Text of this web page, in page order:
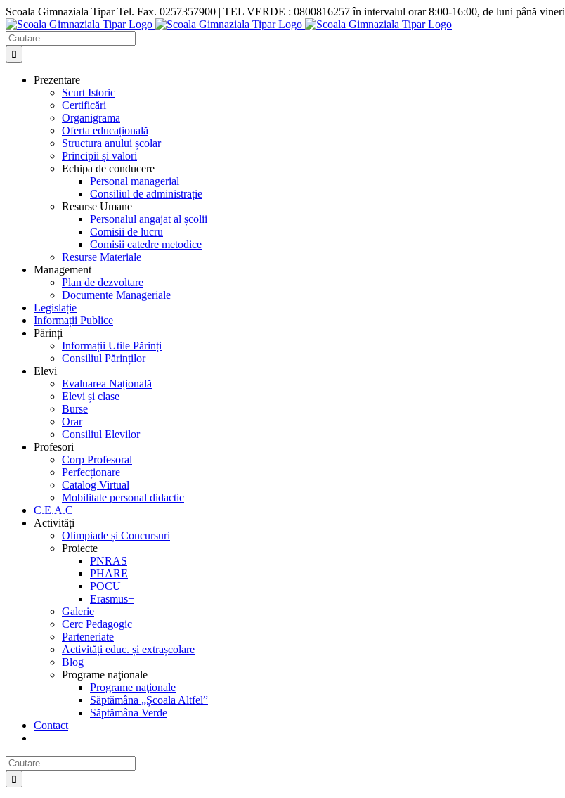
Skip
to
content
Scoala Gimnaziala Tipar Tel. Fax. 0257357900 | TEL VERDE : 0800816257 în intervalul orar 8:00-16:00, de luni până vineri
Facebook
X
YouTube
Cautare...
Prezentare
Scurt Istoric
Certificări
Organigrama
Oferta educațională
Structura anului școlar
Principii și valori
Echipa de conducere
Personal managerial
Consiliul de administrație
Resurse Umane
Personalul angajat al școlii
Comisii de lucru
Comisii catedre metodice
Resurse Materiale
Management
Plan de dezvoltare
Documente Manageriale
Legislație
Informații Publice
Părinți
Informații Utile Părinți
Consiliul Părinților
Elevi
Evaluarea Națională
Elevi și clase
Burse
Orar
Consiliul Elevilor
Profesori
Corp Profesoral
Perfecționare
Catalog Virtual
Mobilitate personal didactic
C.E.A.C
Activități
Olimpiade și Concursuri
Proiecte
PNRAS
PHARE
POCU
Erasmus+
Galerie
Cerc Pedagogic
Parteneriate
Activități educ. și extrașcolare
Blog
Programe naţionale
Programe naţionale
Săptămâna „Școala Altfel”
Săptămâna Verde
Contact
Cautare...